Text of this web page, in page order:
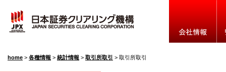
home > 各種情報 > 統計情報 > 取引所取引 > 取引所取引